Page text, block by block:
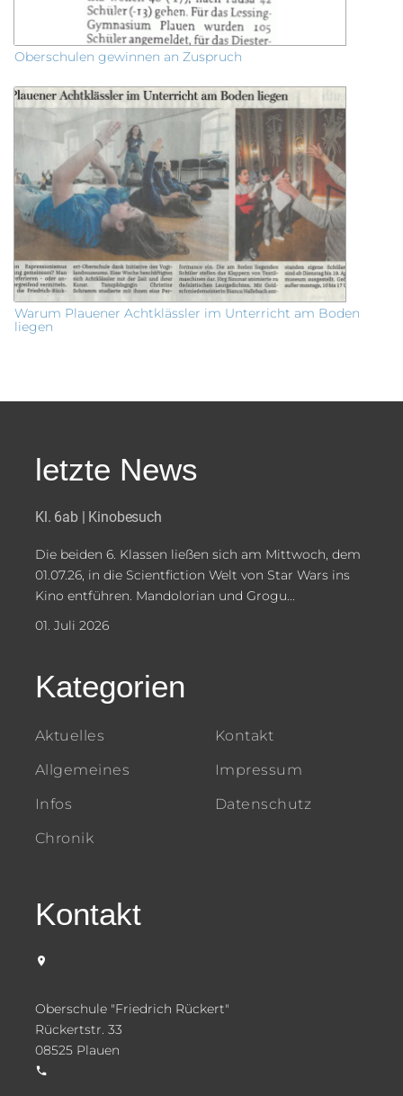
Oberschulen gewinnen an Zuspruch
Warum Plauener Achtklässler im Unterricht am Boden
liegen
letzte News
Kl. 6ab | Kinobesuch
Die beiden 6. Klassen ließen sich am Mittwoch, dem
01.07.26, in die Scientfiction Welt von Star Wars ins
Kino entführen. Mandolorian und Grogu...
01. Juli 2026
Kategorien
Aktuelles
Allgemeines
Infos
Chronik
Kontakt
Impressum
Datenschutz
Kontakt
Oberschule "Friedrich Rückert"
Rückertstr. 33
08525 Plauen